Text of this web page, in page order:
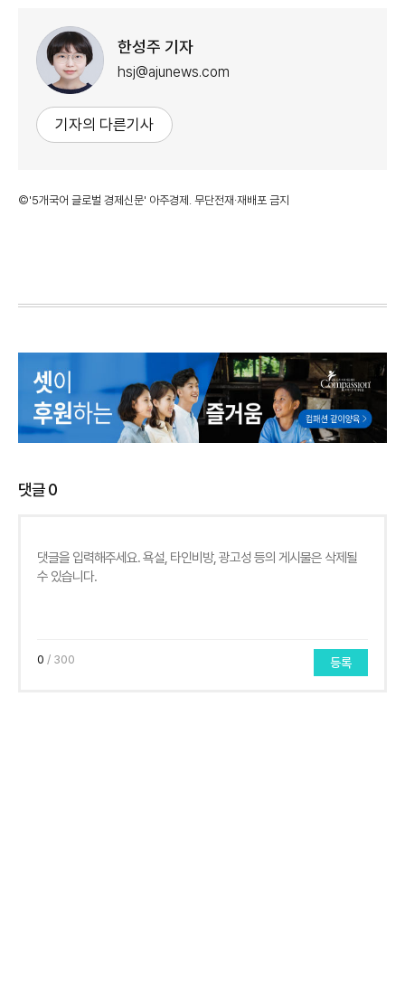
한성주 기자
hsj@ajunews.com
기자의 다른기사
©'5개국어 글로벌 경제신문' 아주경제. 무단전재·재배포 금지
댓글0
0 / 300 등록